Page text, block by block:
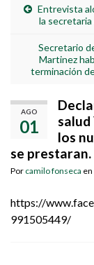
Entrevista
la
Secretario
Martinez
terminación
AGO
01
salud
los
se prestaran.
Por camilo fonseca en
https://
991505449/